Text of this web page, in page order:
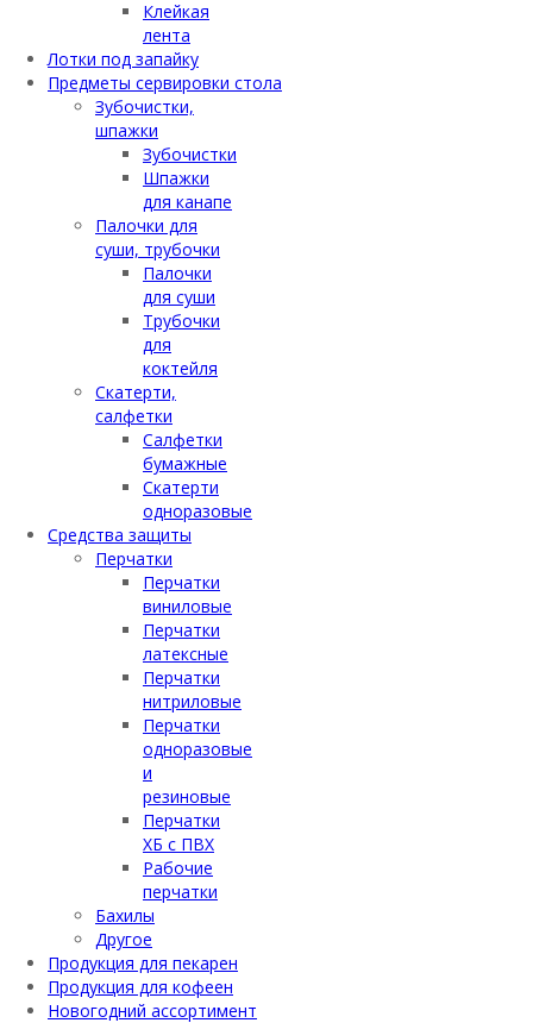
Клейкая
лента
Лотки под запайку
Предметы сервировки стола
Зубочистки,
шпажки
Зубочистки
Шпажки
для канапе
Палочки для
суши, трубочки
Палочки
для суши
Трубочки
для
коктейля
Скатерти,
салфетки
Салфетки
бумажные
Скатерти
одноразовые
Средства защиты
Перчатки
Перчатки
виниловые
Перчатки
латексные
Перчатки
нитриловые
Перчатки
одноразовые
и
резиновые
Перчатки
ХБ с ПВХ
Рабочие
перчатки
Бахилы
Другое
Продукция для пекарен
Продукция для кофеен
Новогодний ассортимент